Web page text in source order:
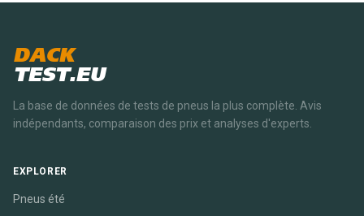
DACK
TEST.EU
La base de données de tests de pneus la plus complète. Avis
indépendants, comparaison des prix et analyses d'experts.
EXPLORER
Pneus été